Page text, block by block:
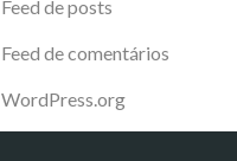
Feed de posts
Feed de comentários
WordPress.org